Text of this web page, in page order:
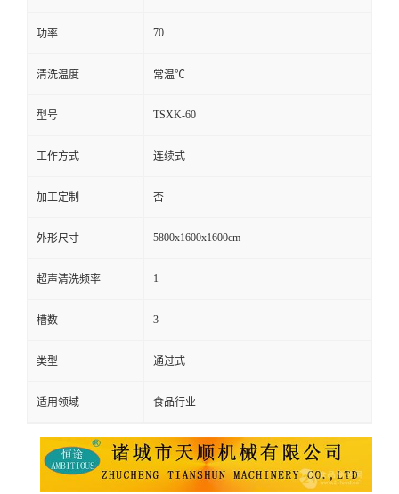
功率 70
清洗温度 常温℃
型号 TSXK-60
工作方式 连续式
加工定制 否
外形尺寸 5800x1600x1600cm
超声清洗频率 1
槽数 3
类型 通过式
适用领域 食品行业